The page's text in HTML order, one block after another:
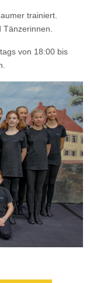
trainiert.
von 18:00 bis